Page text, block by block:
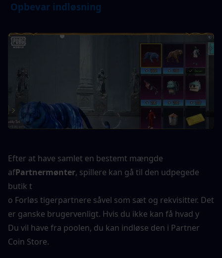
Opbevar indløsning
Efter at have samlet en bestemt mængde
afPartnermønter, spillere kan gå til den udpegede
butik t
o Forløs tigerpartnere såvel som sæt og rekvisitter. Det
er ganske brugervenligt. Hvis du ikke kan få hvad y
Du vil have fra poolen, du kan indløse den i Partner
Coin Store.